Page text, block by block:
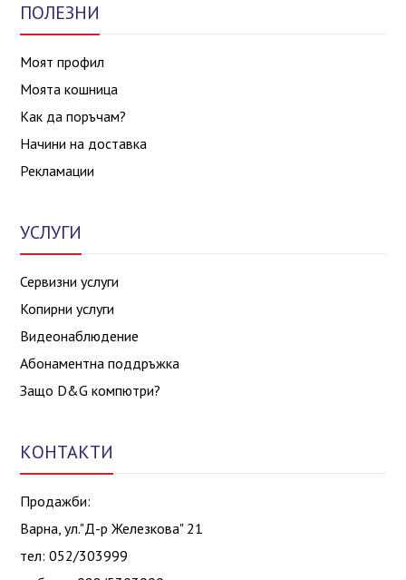
ПОЛЕЗНИ
Моят профил
Моята кошница
Как да поръчам?
Начини на доставка
Рекламации
УСЛУГИ
Сервизни услуги
Копирни услуги
Видеонаблюдение
Абонаментна поддръжка
Защо D&G компютри?
КОНТАКТИ
Продажби:
Варна, ул."Д-р Железкова" 21
тел: 052/303999